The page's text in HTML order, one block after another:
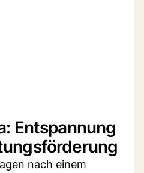
Entspannung
nach einem